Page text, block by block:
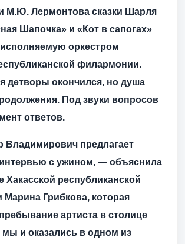
М.Ю. Лермонтова сказки Шарля
Шапочка» и «Кот в сапогах»
оркестром
филармонии.
детворы окончился, но душа
Под звуки вопросов
ответов.
Владимирович предлагает
с ужином, — объяснила
Хакасской республиканской
Грибкова, которая
артиста в столице
мы и оказались в одном из